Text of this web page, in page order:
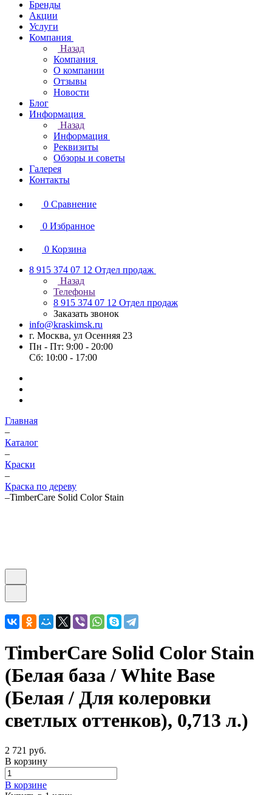
Бренды
Акции
Услуги
Компания
Назад
Компания
О компании
Отзывы
Новости
Блог
Информация
Назад
Информация
Реквизиты
Обзоры и советы
Галерея
Контакты
0 Сравнение
0 Избранное
0 Корзина
8 915 374 07 12 Отдел продаж
Назад
Телефоны
8 915 374 07 12 Отдел продаж
Заказать звонок
info@kraskimsk.ru
г. Москва, ул Осенняя 23
Пн - Пт: 9:00 - 20:00
Сб: 10:00 - 17:00
Главная
–
Каталог
–
Краски
–
Краска по дереву
–TimberCare Solid Color Stain
TimberCare Solid Color Stain
(Белая база / White Base
(Белая / Для колеровки
светлых оттенков), 0,713 л.)
2 721 руб.
В корзину
В корзине